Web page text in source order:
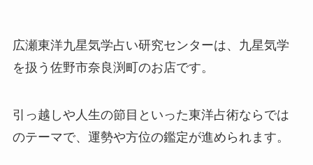
広瀬東洋九星気学占い研究センターは、九星気学
を扱う佐野市奈良渕町のお店です。
引っ越しや人生の節目といった東洋占術ならでは
のテーマで、運勢や方位の鑑定が進められます。